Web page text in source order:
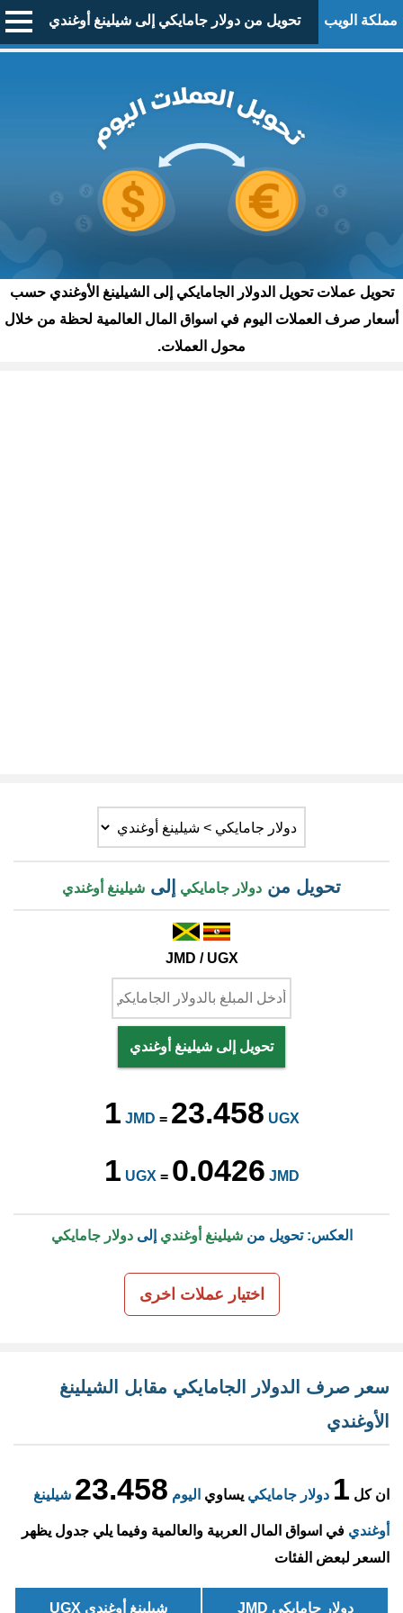
مملكة الويب تحويل من دولار جامايكي إلى شيلينغ أوغندي
تحويل عملات تحويل الدولار الجامايكي إلى الشيلينغ الأوغندي حسب
أسعار صرف العملات اليوم في اسواق المال العالمية لحظة من خلال
محول العملات.
تحويل من دولار جامايكي إلى شيلينغ أوغندي
JMD / UGX
تحويل إلى شيلينغ أوغندي
1 JMD = 23.458 UGX
1 UGX = 0.0426 JMD
العكس: تحويل منشيلينغ أوغندي إلىدولار جامايكي
اختيار عملات اخرى
سعر صرف الدولار الجامايكي مقابل الشيلينغ
الأوغندي
ان كل 1 دولار جامايكي يساوي اليوم 23.458 شيلينغ
أوغندي في اسواق المال العربية والعالمية وفيما يلي جدول يظهر
السعر لبعض الفئات
دولار جامايكي JMD شيلينغ أوغندي UGX